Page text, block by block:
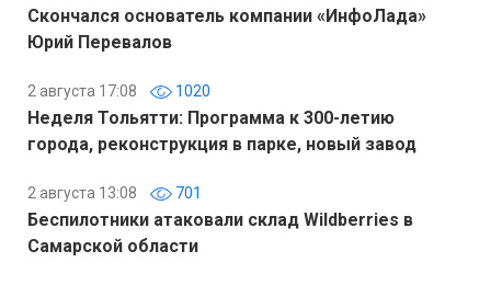
Скончался основатель компании «ИнфоЛада»
Юрий Перевалов
2 августа 17:08 1020
Неделя Тольятти: Программа к 300-летию
города, реконструкция в парке, новый завод
2 августа 13:08 701
Беспилотники атаковали склад Wildberries в
Самарской области